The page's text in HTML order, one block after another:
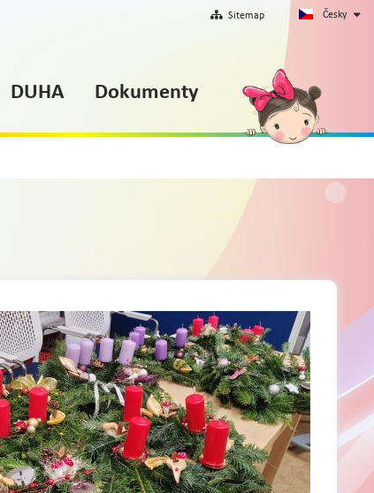
Česky
Sitemap
DUHA Dokumenty